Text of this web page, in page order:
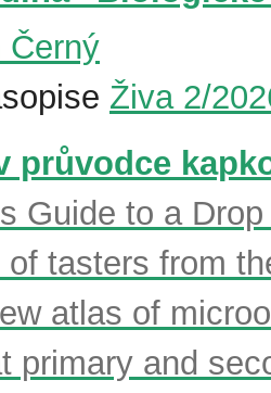
Černý
Živa 2/
průvodce
Guide to a
tasters from
atlas of
primary and